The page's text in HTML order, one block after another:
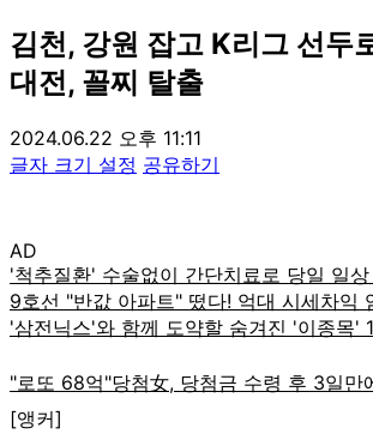
김천, 강원 잡고 K리그 선두
대전, 꼴찌 탈출
2024.06.22 오후 11:11
글자 크기 설정 공유하기
AD
[앵커]